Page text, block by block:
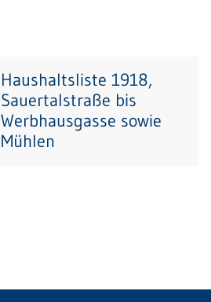
Haushaltsliste 1918,
Sauertalstraße bis
Werbhausgasse sowie
Mühlen